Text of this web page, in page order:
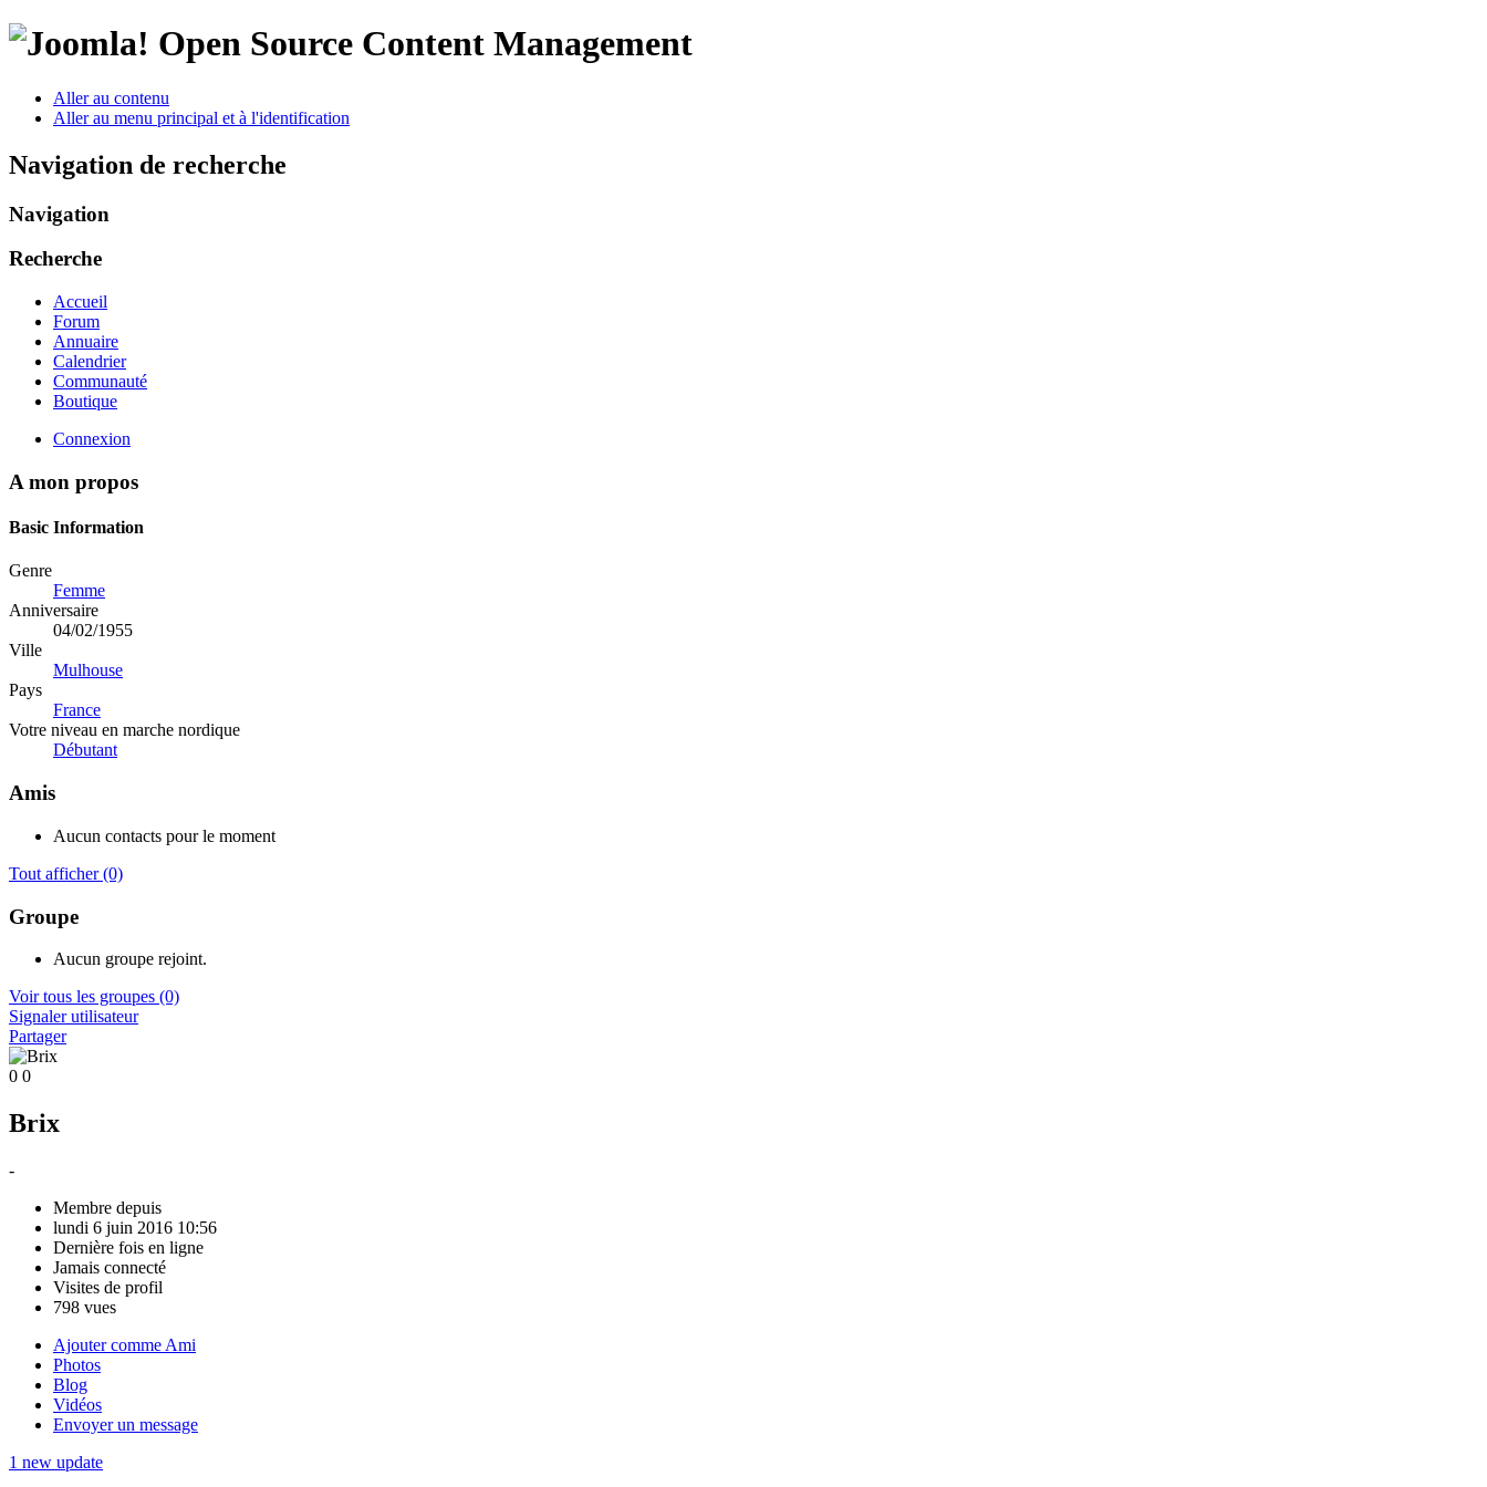
Open Source Content Management
Aller au contenu
Aller au menu principal et à l'identification
Navigation de recherche
Navigation
Recherche
Accueil
Forum
Annuaire
Calendrier
Communauté
Boutique
Connexion
A mon propos
Basic Information
Genre
Femme
Anniversaire
04/02/1955
Ville
Mulhouse
Pays
France
Votre niveau en marche nordique
Débutant
Amis
Aucun contacts pour le moment
Tout afficher (0)
Groupe
Aucun groupe rejoint.
Voir tous les groupes (0)
Signaler utilisateur
Partager
0 0
Brix
-
Membre depuis
lundi 6 juin 2016 10:56
Dernière fois en ligne
Jamais connecté
Visites de profil
798 vues
Ajouter comme Ami
Photos
Blog
Vidéos
Envoyer un message
1 new update